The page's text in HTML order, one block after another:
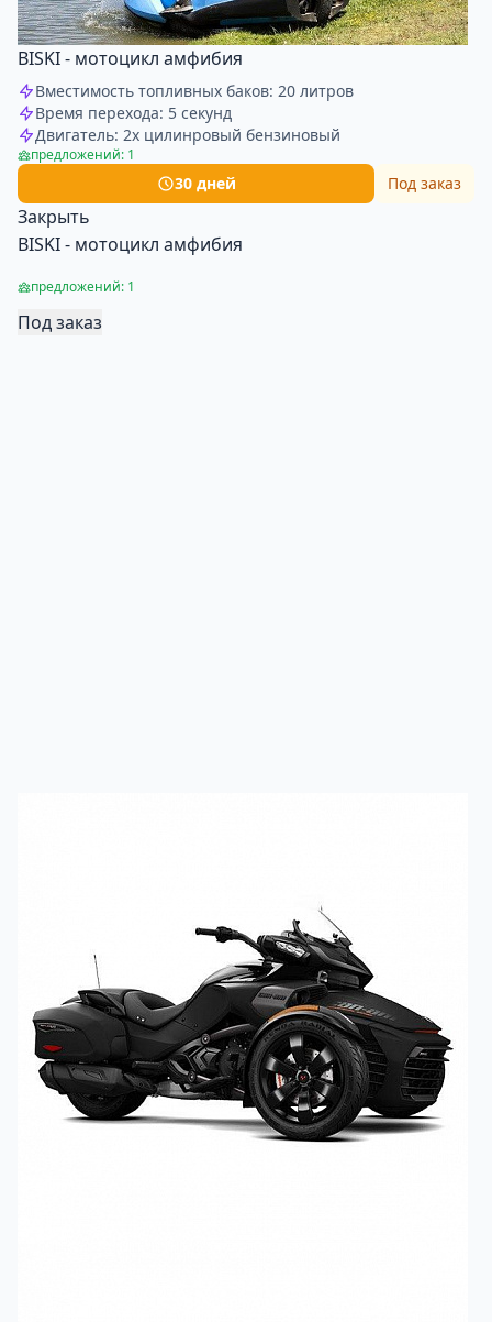
BISKI - мотоцикл амфибия
Вместимость топливных баков: 20 литров
Время перехода: 5 секунд
Двигатель: 2х цилинровый бензиновый
предложений: 1
30 дней Под заказ
Закрыть
BISKI - мотоцикл амфибия
предложений: 1
Под заказ